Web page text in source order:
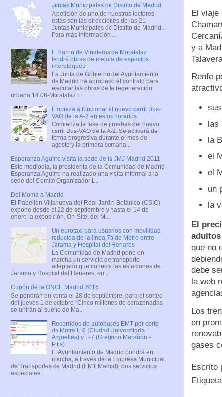
El viaje
y a
Renfe
las
la
el
el
un
la
El
adultos
que no
debe
la web
Los
en
gases
Escrito
Juntas Municipales de Distrito de Madrid
A petición de uno de nuestros lectores,
estas son las direcciones de las 21
Juntas Municipales de Distrito de Madrid .
Para más información ...
El barrio de Vinateros de Moratalaz
tendrá obras de mejora de espacios
interbloques
La Junta de Gobierno del Ayuntamiento
de Madrid ha aprobado el contrato para
ejecutar las obras de la regeneración
urbana 14.06-Moratalaz I...
Empieza a funcionar el nuevo carril Bus-
VAO de la A-2 en estos horarios
Comienza la fase de pruebas del nuevo
carril Bus-VAO de la A-2. Se activará de
forma progresiva durante el mes de
agosto y la primera semana...
Esperanza Aguirre visita la sede de la JMJ Madrid 2011
Este mediodía, la presidenta de la Comunidad de Madrid
Esperanza Aguirre ha realizado una visita informal a la
sede del Comité Organizador L...
Del Moma a Madrid
El Pabellón Villanueva del Real Jardín Botánico (CSIC)
expone desde el 22 de septiembre y hasta el 14 de
enero la exposición, On-Site, del M...
Un eurotaxi para usuarios con movilidad
reducida de la línea 7b de Metro entre
Jarama y Hospital del Henares
La Comunidad de Madrid pone en
marcha un servicio de transporte
adaptado que conecta las estaciones de
Jarama y Hospital del Henares, en...
Cupón de la ONCE Madrid 2016
Se pondrán en venta el 28 de septiembre, para el sorteo
del jueves 1 de octubre "Cinco millones de corazonadas
se unirán al sueño de Ma...
Recorridos de autobuses EMT por corte
de Metro L-6 (Ciudad Universitaria -
Argüelles) y L-7 (Gregorio Marañón -
Pitis)
El Ayuntamiento de Madrid pondrá en
marcha, a través de la Empresa Municipal
de Transportes de Madrid (EMT Madrid), dos servicios
especiales...